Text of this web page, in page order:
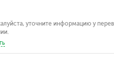
уточните информацию у